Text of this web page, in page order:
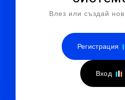
Влез или създай
Регистрация
Вход